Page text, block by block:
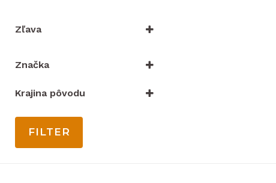
Zľava
Značka
Krajina pôvodu
Čína
FILTER